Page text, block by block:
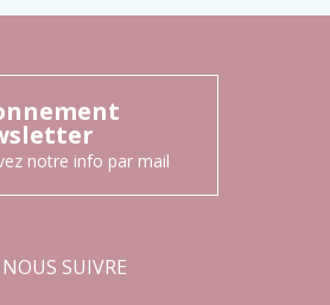
notre info par mail
NOUS SUIVRE